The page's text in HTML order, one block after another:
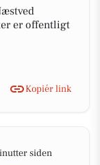
er offentligt
Kopiér link
siden